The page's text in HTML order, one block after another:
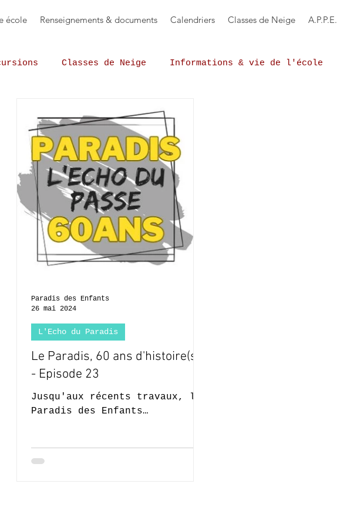
école Renseignements & documents Calendriers Classes de Neige A.P.P.E.
Classes de Neige Informations & vie de l'école
Le Paradis, 60 ans d'histoire(s)
- Episode 23
Jusqu'aux récents travaux, le
Paradis des Enfants
L'Echo du Paradis
Paradis des Enfants
26 mai 2024